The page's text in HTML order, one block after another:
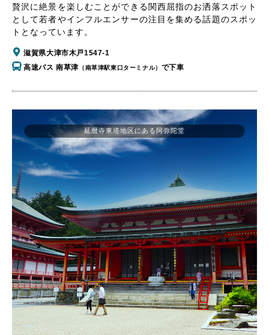
贅沢に絶景を楽しむことができる関西屈指のお洒落スポット
として若者やインフルエンサーの注目を集める話題のスポッ
トとなっています。
滋賀県大津市木戸1547-1
高速バス 南草津 （南草津駅東口ターミナル） で下車
延暦寺東塔地区にある阿弥陀堂